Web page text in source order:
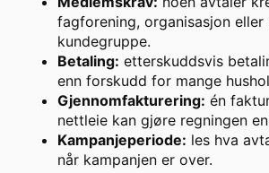
fagforening, organisasjon
kundegruppe.
Betaling: etterskuddsvis
enn forskudd for mange
Gjennomfakturering: én
nettleie kan gjøre regningen
Kampanjeperiode: les hva
når kampanjen er over.